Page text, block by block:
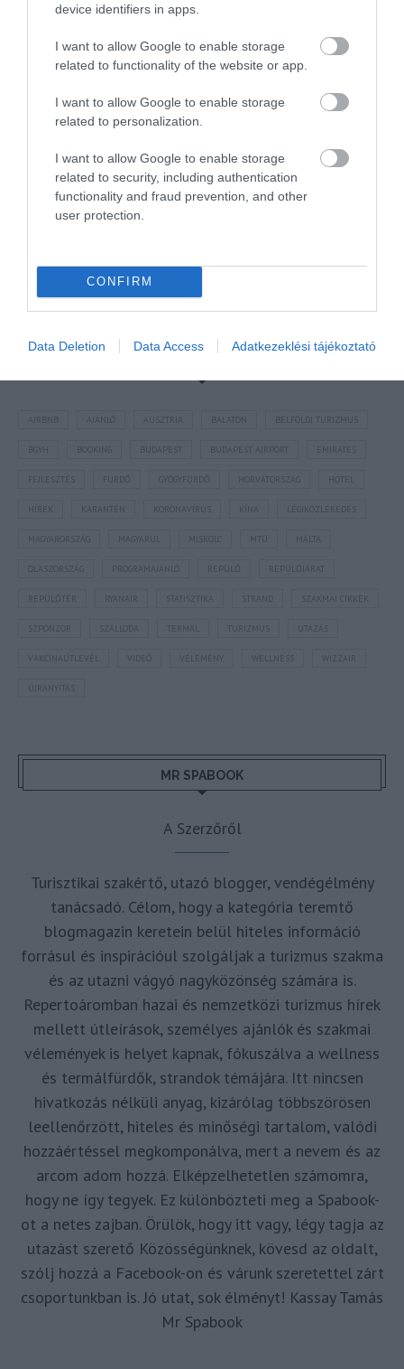
device identifiers in apps.
I want to allow Google to enable storage
related to functionality of the website or app.
I want to allow Google to enable storage
related to personalization.
I want to allow Google to enable storage
related to security, including authentication
functionality and fraud prevention, and other
user protection.
CONFIRM
Data Deletion Data Access Adatkezeklési tájékoztató
HETI BÖLCSESSÉG
"Az ember, aki a tengert nézi, szerelemtől
AUSZTRIA BALATON BELFÖLDI TURIZMUS
BUDAPEST BUDAPEST AIRPORT EMIRATES
FEJLESZTÉS HORVÁTORSZÁG HOTEL
KARANTÉN LÉGIKÖZLEKEDÉS
MAGYARORSZÁG MTÜ MÁLTA
OLASZORSZÁG REPÜLŐJÁRAT
REPÜLŐTÉR STATISZTIKA STRAND SZAKMAI CIKKEK
SZPONZOR SZÁLLODA TERMÁL TURIZMUS UTAZÁS
VAKCINAÚTLEVÉL WIZZAIR
ÚJRANYITÁS
MR SPABOOK
A Szerzőről
Turisztikai szakértő, utazó blogger, vendégélmény
tanácsadó. Célom, hogy a kategória teremtő
blogmagazin keretein belül hiteles információ
forrásul és inspirációul szolgáljak a turizmus szakma
és az utazni vágyó nagyközönség számára is.
Repertoáromban hazai és nemzetközi turizmus hírek
mellett útleírások, személyes ajánlók és szakmai
vélemények is helyet kapnak, fókuszálva a wellness
és termálfürdők, strandok témájára. Itt nincsen
hivatkozás nélküli anyag, kizárólag többszörösen
leellenőrzött, hiteles és minőségi tartalom, valódi
hozzáértéssel megkomponálva, mert a nevem és az
arcom adom hozzá. Elképzelhetetlen számomra,
hogy ne így tegyek. Ez különbözteti meg a Spabook-
ot a netes zajban. Örülök, hogy itt vagy, légy tagja az
utazást szerető Közösségünknek, kövesd az oldalt,
szólj hozzá a Facebook-on és várunk szeretettel zárt
csoportunkban is. Jó utat, sok élményt! Kassay Tamás
Mr Spabook